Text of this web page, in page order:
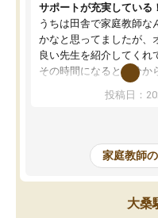
サポートが充実している！
うちは田舎で家庭教師な
かなと思ってましたが、
良い先生を紹介してくれ
その時間になると自分か
を開いてzoomを繋げる
た！5科目なんでもOKな
めて1年ほどだった今で
科目が増えてきました！
であるので無料の週末教
がら頑張って欲しいと思
投稿日：
家庭教師
大桑